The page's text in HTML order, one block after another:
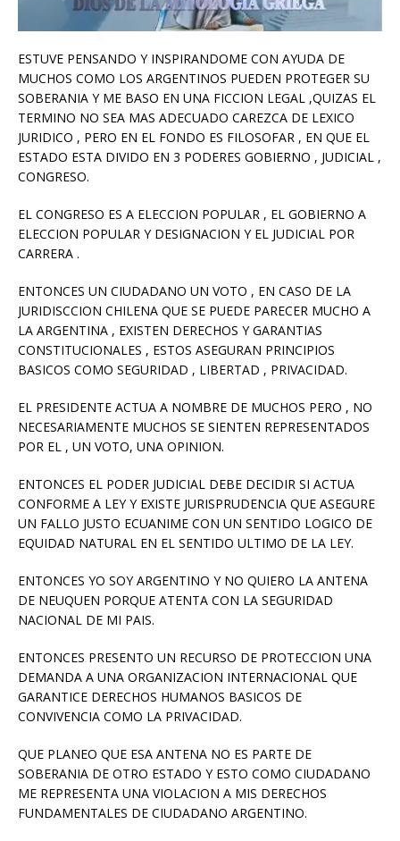
❅
❅
❅
ESTUVE PENSANDO Y INSPIRANDOME CON AYUDA DE
MUCHOS COMO LOS ARGENTINOS PUEDEN PROTEGER SU
SOBERANIA Y ME BASO EN UNA FICCION LEGAL ,QUIZAS EL
TERMINO NO SEA MAS ADECUADO CAREZCA DE LEXICO
JURIDICO , PERO EN EL FONDO ES FILOSOFAR , EN QUE EL
ESTADO ESTA DIVIDO EN 3 PODERES GOBIERNO , JUDICIAL ,
CONGRESO.
EL CONGRESO ES A ELECCION POPULAR , EL GOBIERNO A
ELECCION POPULAR Y DESIGNACION Y EL JUDICIAL POR
CARRERA .
ENTONCES UN CIUDADANO UN VOTO , EN CASO DE LA
JURIDISCCION CHILENA QUE SE PUEDE PARECER MUCHO A
LA ARGENTINA , EXISTEN DERECHOS Y GARANTIAS
CONSTITUCIONALES , ESTOS ASEGURAN PRINCIPIOS
BASICOS COMO SEGURIDAD , LIBERTAD , PRIVACIDAD.
EL PRESIDENTE ACTUA A NOMBRE DE MUCHOS PERO , NO
NECESARIAMENTE MUCHOS SE SIENTEN REPRESENTADOS
POR EL , UN VOTO, UNA OPINION.
ENTONCES EL PODER JUDICIAL DEBE DECIDIR SI ACTUA
CONFORME A LEY Y EXISTE JURISPRUDENCIA QUE ASEGURE
UN FALLO JUSTO ECUANIME CON UN SENTIDO LOGICO DE
EQUIDAD NATURAL EN EL SENTIDO ULTIMO DE LA LEY.
ENTONCES YO SOY ARGENTINO Y NO QUIERO LA ANTENA
DE NEUQUEN PORQUE ATENTA CON LA SEGURIDAD
NACIONAL DE MI PAIS.
ENTONCES PRESENTO UN RECURSO DE PROTECCION UNA
DEMANDA A UNA ORGANIZACION INTERNACIONAL QUE
GARANTICE DERECHOS HUMANOS BASICOS DE
CONVIVENCIA COMO LA PRIVACIDAD.
QUE PLANEO QUE ESA ANTENA NO ES PARTE DE
SOBERANIA DE OTRO ESTADO Y ESTO COMO CIUDADANO
ME REPRESENTA UNA VIOLACION A MIS DERECHOS
FUNDAMENTALES DE CIUDADANO ARGENTINO.